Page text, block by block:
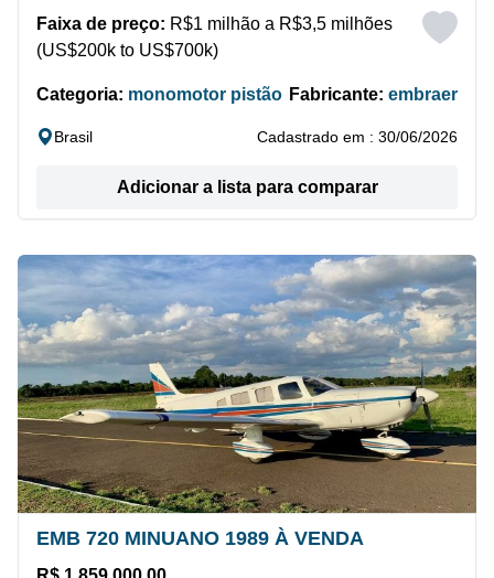
Faixa de preço: R$1 milhão a R$3,5 milhões
(US$200k to US$700k)
Categoria: monomotor pistão Fabricante: embraer
Brasil Cadastrado em : 30/06/2026
Adicionar a lista para comparar
EMB 720 MINUANO 1989 À VENDA